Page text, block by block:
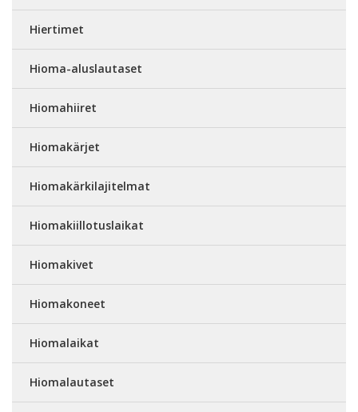
Hiertimet
Hioma-aluslautaset
Hiomahiiret
Hiomakärjet
Hiomakärkilajitelmat
Hiomakiillotuslaikat
Hiomakivet
Hiomakoneet
Hiomalaikat
Hiomalautaset